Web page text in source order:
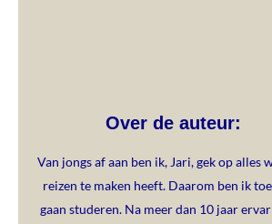
Over de auteur:
Van jongs af aan ben ik, Jari, gek op alles
reizen te maken heeft. Daarom ben ik
gaan studeren. Na meer dan 10 jaar